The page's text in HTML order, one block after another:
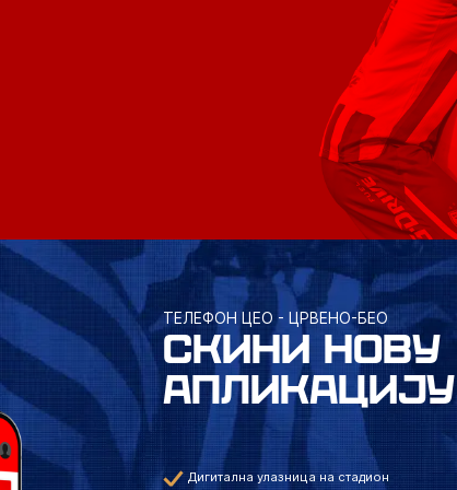
ТЕЛЕФОН ЦЕО - ЦРВЕНО-БЕО
СКИНИ НОВУ
АПЛИКАЦИЈУ
Дигитална улазница на стадион